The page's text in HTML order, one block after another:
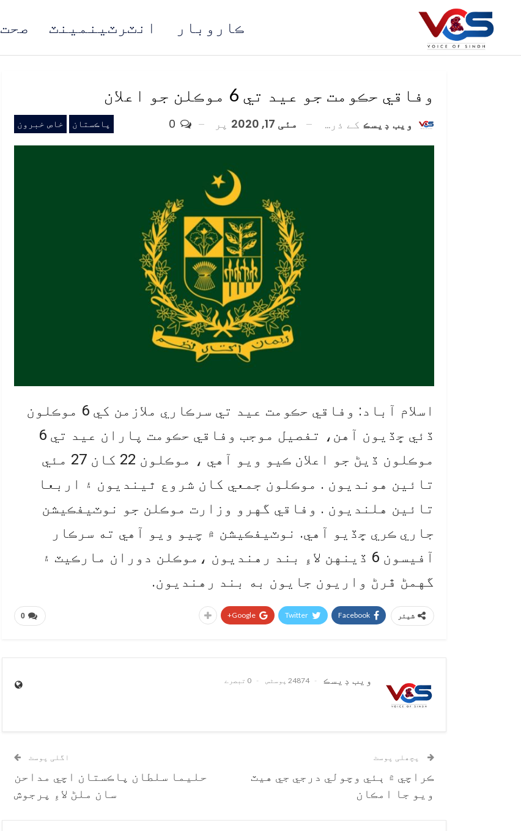
صحت انٽرٽينمينٽ ڪاروبار
وفاقي حڪومت جو عيد تي 6 موڪلن جو اعلان
پاڪستان خاص خبرون ويب ڊيسڪ کے ذریعہ مئی 17, 2020 پر
اسلام آباد: وفاقي حڪومت عيد تي سرڪاري ملازمن کي 6 موڪلون
ڏئي ڇڏيون آهن، تفصيل موجب وفاقي حڪومت پاران عيد تي 6
موڪلون ڏيڻ جو اعلان ڪيو ويو آهي ، موڪلون 22 کان 27 مئي
تائين هونديون . موڪلون جمعي کان شروع ٿينديون ۽ اربعا
تائين هلنديون . وفاقي گهرو وزارت موڪلن جو نوٽيفڪيشن
جاري ڪري ڇڏيو آهي. نوٽيفڪيشن ۾ چيو ويو آهي ته سرڪار
آفيسون 6 ڏينهن لاءِ بند رهنديون ،موڪلن دوران مارڪيٽ ۽
گهمڻ ڦرڻ واريون جايون به بند رهنديون.
0 شیئر Facebook
Twitter
Google+
ويب ڊيسڪ 24874 پوسٹس 0 تبصرے
پچھلی پوسٹ
ڪراچي ۾ ٻئي وچولي درجي جي هيٽ
ويو جا امڪان
اگلی پوسٹ
حليما سلطان پاڪستان اچي مداحن
سان ملڻ لاءِ پرجوش